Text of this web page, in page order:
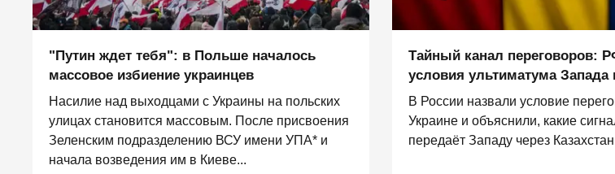
"Путин ждет тебя": в Польше началось
массовое избиение украинцев
Насилие над выходцами с Украины на польских
улицах становится массовым. После присвоения
Зеленским подразделению ВСУ имени УПА* и
начала возведения им в Киеве...
Тайный канал переговоров:
условия ультиматума Запада
В России назвали условие
Украине и объяснили, какие
передаёт Западу через